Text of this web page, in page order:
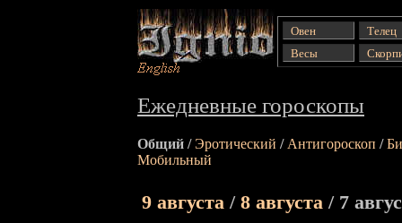
Гороскопы от Ignio:
Ежедневные (общий,
эротический и др.),
еженедельные
гороскопы...
Овен
Телец
Весы
Ежедневные гороскопы
Общий /Эротический / Антигороскоп /
Мобильный
9 августа / 8 августа / 7